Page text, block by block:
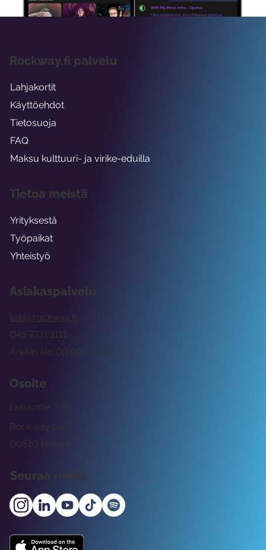
Asiakaspalvelu
tuki@rockway.fi
Arkisin klo 09:00 -15:00
045 7731 1111
Osoite
Rockway Oy
Lemuntie 3-5
00510 Helsinki
Seuraa meitä
Rockway.fi palvelu
Lahjakortit
Käyttöehdot
Tietosuoja
FAQ
Maksu kulttuuri- ja virike-eduilla
Tietoa meistä
Yrityksestä
Työpaikat
Yhteistyö